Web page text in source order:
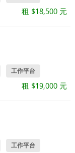
租 $18,500 元
工作平台
租 $19,000 元
工作平台